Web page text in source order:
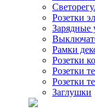
Розетки
Зарядные
Рамки
Розетки
Розетки
Розетки
Заглушки